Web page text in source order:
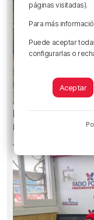
El aviso de los
mirada puede
páginas visitadas).
Para más
Puede aceptar
configurarlas o
Aceptar